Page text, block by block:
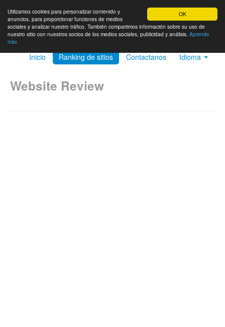
OK
Utilizamos cookies para personalizar contenido y
anuncios, para proporcionar funciones de medios
sociales y analizar nuestro tráfico. También compartimos información sobre su uso de
nuestro sitio con nuestros socios de los medios sociales, publicidad y análisis. Aprende
más
Inicio Ranking de sitios Contactanos Idioma
Website Review